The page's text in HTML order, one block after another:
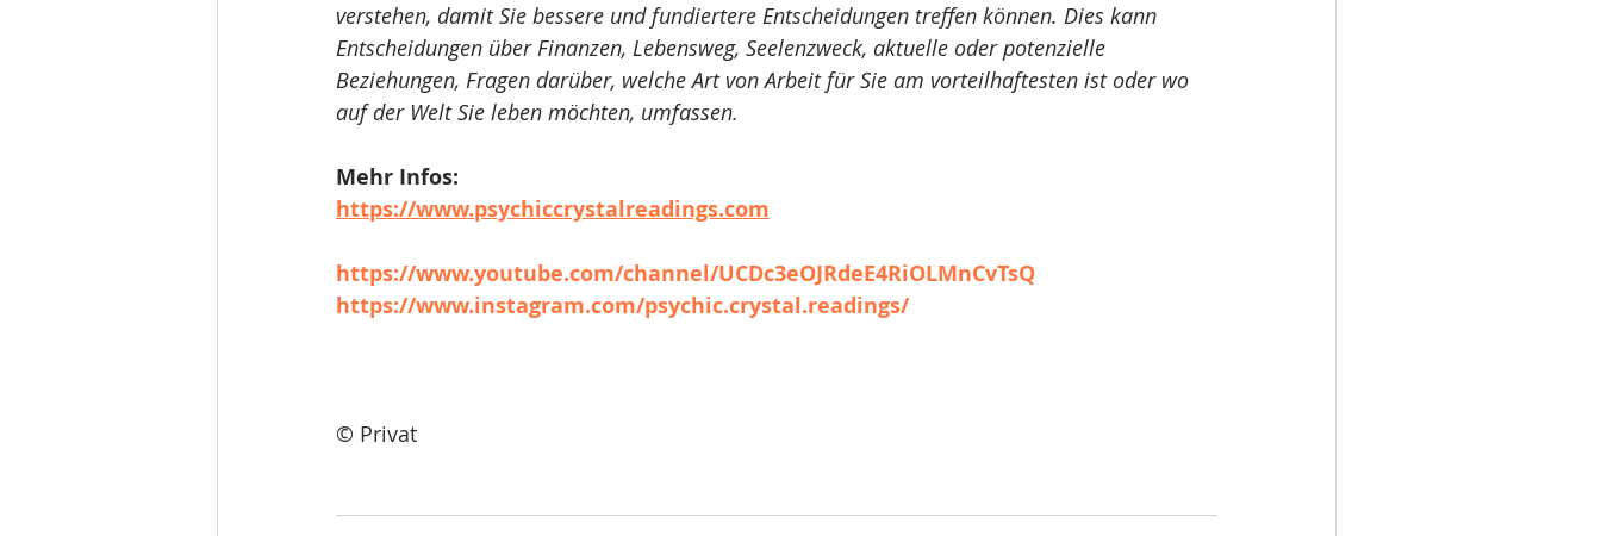
verstehen, damit Sie bessere und fundiertere Entscheidungen treffen können. Dies kann
Entscheidungen über Finanzen, Lebensweg, Seelenzweck, aktuelle oder potenzielle
Beziehungen, Fragen darüber, welche Art von Arbeit für Sie am vorteilhaftesten ist oder wo
auf der Welt Sie leben möchten, umfassen.
Mehr Infos:
https://www.psychiccrystalreadings.com
https://www.youtube.com/channel/UCDc3eOJRdeE4RiOLMnCvTsQ
https://www.instagram.com/psychic.crystal.readings/
© Privat